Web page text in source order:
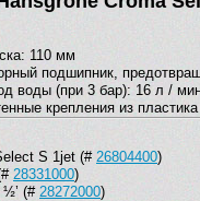
110 мм
подшипник,
воды (при 3 бар): 16 л /
крепления из пластика
S 1jet (# 26804400)
28331000)
(#28272000)